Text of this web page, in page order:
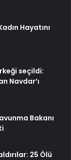
Hayatını
seçildi:
Navdar’ı
Bakanı
25 Ölü